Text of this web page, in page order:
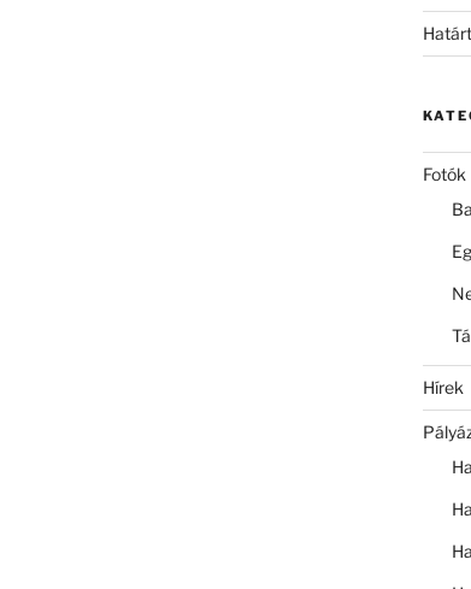
Fotók
Hírek